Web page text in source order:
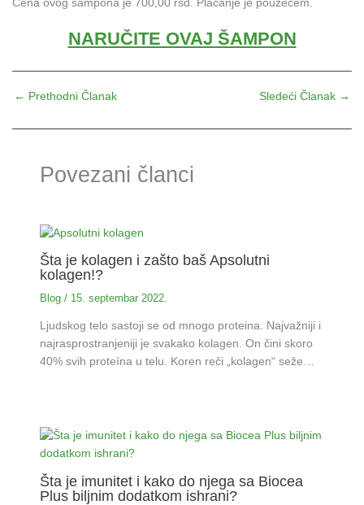
Cena ovog šampona je 700,00 rsd. Plaćanje je pouzećem.
NARUČITE OVAJ ŠAMPON
← Prethodni Članak Sledeći Članak →
Povezani članci
Šta je kolagen i zašto baš Apsolutni
kolagen!?
Blog / 15. septembar 2022.
Ljudskog telo sastoji se od mnogo proteina. Najvažniji i
najrasprostranjeniji je svakako kolagen. On čini skoro
40% svih proteína u telu. Koren reči „kolagen“ seže…
Šta je imunitet i kako do njega sa Biocea
Plus biljnim dodatkom ishrani?